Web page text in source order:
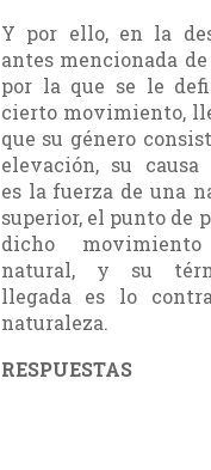
Y por ello, en la
antes mencionada de
por la que se le
cierto movimiento,
que su género
ele­vación, su causa
es la fuerza de una
superior, el punto de
dicho
natural, y su
llegada es lo
naturaleza.
RESPUESTAS